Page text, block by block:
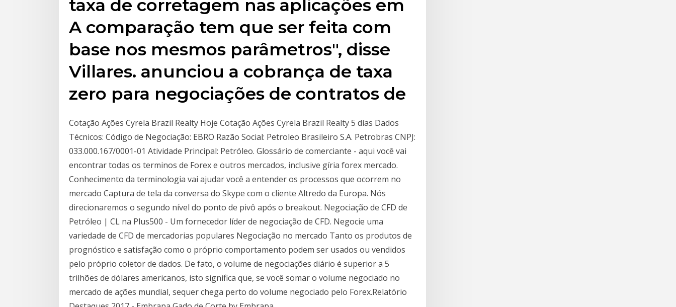
taxa de corretagem nas aplicações em
A comparação tem que ser feita com
base nos mesmos parâmetros", disse
Villares. anunciou a cobrança de taxa
zero para negociações de contratos de
Cotação Ações Cyrela Brazil Realty Hoje Cotação Ações Cyrela Brazil Realty 5 días Dados
Técnicos: Código de Negociação: EBRO Razão Social: Petroleo Brasileiro S.A. Petrobras CNPJ:
033.000.167/0001-01 Atividade Principal: Petróleo. Glossário de comerciante - aqui você vai
encontrar todas os terminos de Forex e outros mercados, inclusive gíria forex mercado.
Conhecimento da terminologia vai ajudar você a entender os processos que ocorrem no
mercado Captura de tela da conversa do Skype com o cliente Altredo da Europa. Nós
direcionaremos o segundo nível do ponto de pivô após o breakout. Negociação de CFD de
Petróleo | CL na Plus500 - Um fornecedor líder de negociação de CFD. Negocie uma
variedade de CFD de mercadorias populares Negociação no mercado Tanto os produtos de
prognóstico e satisfação como o próprio comportamento podem ser usados ou vendidos
pelo próprio coletor de dados. De fato, o volume de negociações diário é superior a 5
trilhões de dólares americanos, isto significa que, se você somar o volume negociado no
mercado de ações mundial, sequer chega perto do volume negociado pelo Forex.Relatório